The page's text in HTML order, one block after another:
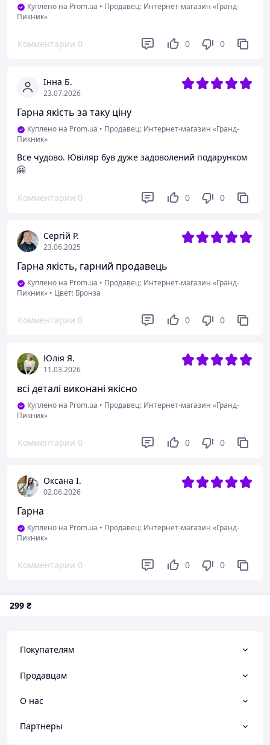
Куплено на Prom.ua • Продавец: Интернет-магазин «Гранд-
Пикник»
Комментарии 0 0 0
Інна Б.
23.07.2026
Гарна якість за таку ціну
Куплено на Prom.ua • Продавец: Интернет-магазин «Гранд-
Пикник»
Все чудово. Ювіляр був дуже задоволений подарунком
🤗
Комментарии 0 0 0
Сергій Р.
23.06.2025
Гарна якість, гарний продавець
Куплено на Prom.ua • Продавец: Интернет-магазин «Гранд-
Пикник» • Цвет: Бронза
Комментарии 0 0 0
Юлія Я.
11.03.2026
всі деталі виконані якісно
Куплено на Prom.ua • Продавец: Интернет-магазин «Гранд-
Пикник»
Комментарии 0 0 0
Оксана І.
02.06.2026
Гарна
Куплено на Prom.ua • Продавец: Интернет-магазин «Гранд-
Пикник»
Комментарии 0 0 0
299 ₴
Покупателям
Продавцам
О нас
Партнеры